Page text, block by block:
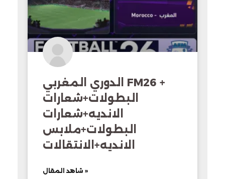
الدوري المغربي FM26 +
البطولات+شعارات
الانديه+شعارات
البطولات+ملابس
الانديه+الانتقالات
شاهد المقال »